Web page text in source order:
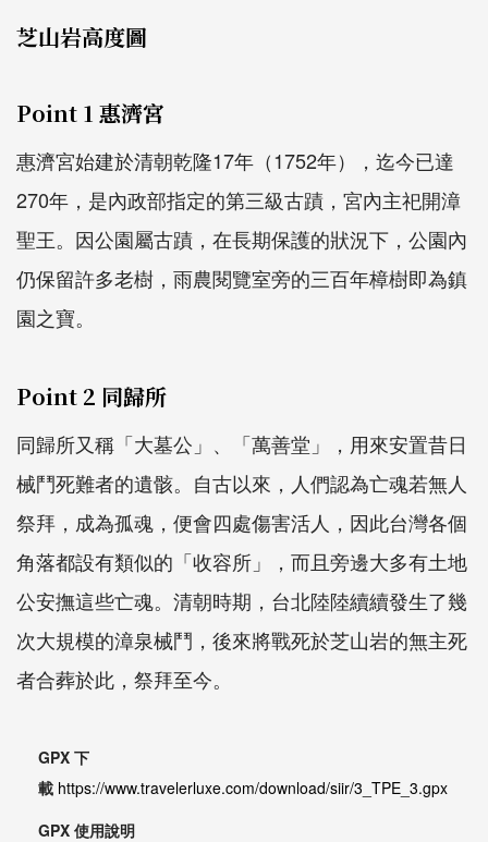
芝山岩高度圖
Point 1 惠濟宮
惠濟宮始建於清朝乾隆17年（1752年），迄今已達
270年，是內政部指定的第三級古蹟，宮內主祀開漳
聖王。因公園屬古蹟，在長期保護的狀況下，公園內
仍保留許多老樹，雨農閱覽室旁的三百年樟樹即為鎮
園之寶。
Point 2 同歸所
同歸所又稱「大墓公」、「萬善堂」，用來安置昔日
械鬥死難者的遺骸。自古以來，人們認為亡魂若無人
祭拜，成為孤魂，便會四處傷害活人，因此台灣各個
角落都設有類似的「收容所」，而且旁邊大多有土地
公安撫這些亡魂。清朝時期，台北陸陸續續發生了幾
次大規模的漳泉械鬥，後來將戰死於芝山岩的無主死
者合葬於此，祭拜至今。
GPX 下
載 https://www.travelerluxe.com/download/siir/3_TPE_3.gpx
GPX 使用說明